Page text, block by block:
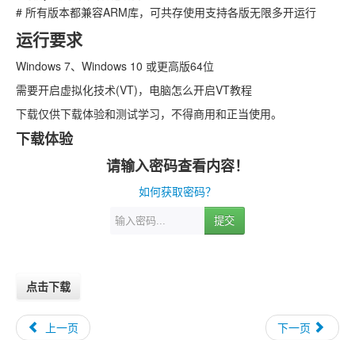
# 所有版本都兼容ARM库，可共存使用支持各版无限多开运行
运行要求
Windows 7、Windows 10 或更高版64位
需要开启虚拟化技术(VT)，电脑怎么开启VT教程
下载仅供下载体验和测试学习，不得商用和正当使用。
下载体验
请输入密码查看内容！
如何获取密码？
提交
点击下载
上一页 下一页